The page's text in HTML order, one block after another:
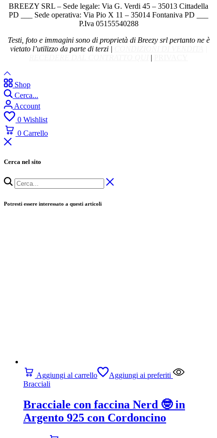
BREEZY SRL – Sede legale: Via G. Verdi 45 – 35013 Cittadella
PD ___ Sede operativa: Via Pio X 11 – 35014 Fontaniva PD ___
P.Iva 05155540288
Testi, foto e immagini sono di proprietà di Breezy srl pertanto ne è
vietato l’utilizzo da parte di terzi |
|
Shop
Cerca...
Account
0 Wishlist
0 Carrello
Cerca nel sito
Potresti essere interessato a questi articoli
Aggiungi al carrello
Aggiungi ai preferiti
Bracciali
Bracciale con faccina Nerd 🤓 in
Argento 925 con Cordoncino